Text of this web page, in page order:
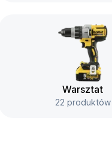
Warsztat
22 produktów